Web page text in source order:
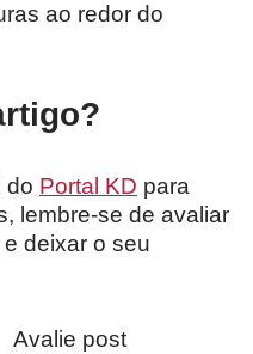
ao redor do
do Portal KD para
lembre-se de avaliar
deixar o seu
Avalie post